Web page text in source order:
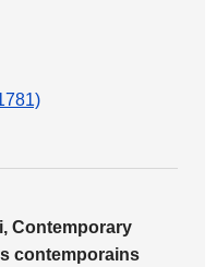
Contemporary
contemporains